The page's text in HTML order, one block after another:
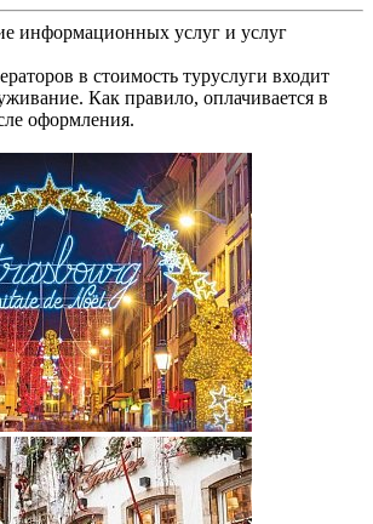
информационных услуг и услуг
в стоимость туруслуги входит
Как правило, оплачивается в
оформления.